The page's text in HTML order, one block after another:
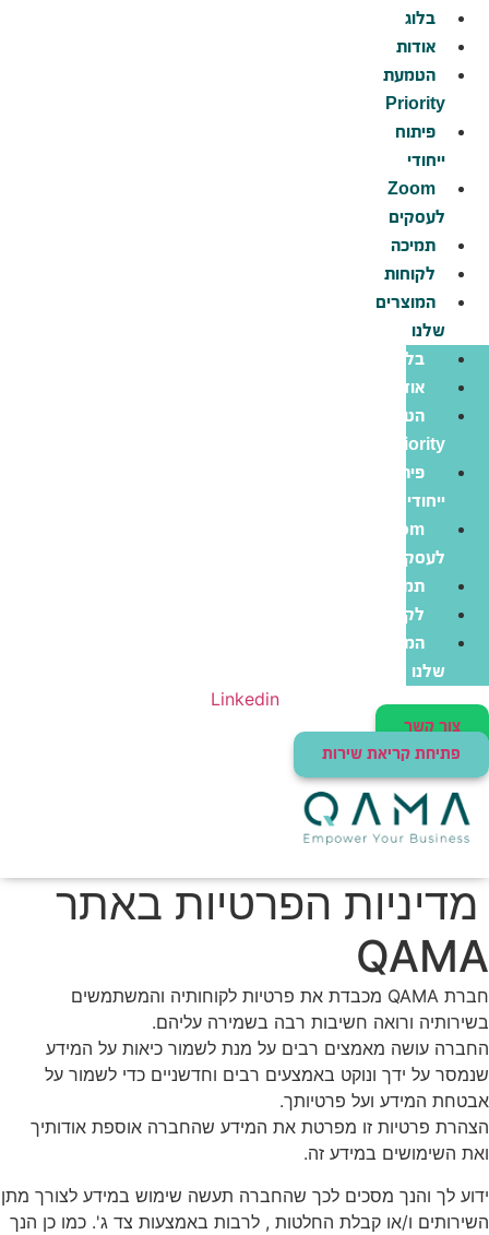
דלג
לתוכן
בלוג
אודות
הטמעת
Priority
פיתוח
ייחודי
Zoom
לעסקים
תמיכה
לקוחות
המוצרים
שלנו
בלוג
אודות
הטמעת
Priority
פיתוח
ייחודי
Zoom
לעסקים
תמיכה
לקוחות
המוצרים
שלנו
Linkedin
צור קשר
פתיחת קריאת שירות
מדיניות הפרטיות באתר
QAMA
חברת QAMA מכבדת את פרטיות לקוחותיה והמשתמשים
בשירותיה ורואה חשיבות רבה בשמירה עליהם.
החברה עושה מאמצים רבים על מנת לשמור כיאות על המידע
שנמסר על ידך ונוקט באמצעים רבים וחדשניים כדי לשמור על
אבטחת המידע ועל פרטיותך.
הצהרת פרטיות זו מפרטת את המידע שהחברה אוספת אודותיך
ואת השימושים במידע זה.
ידוע לך והנך מסכים לכך שהחברה תעשה שימוש במידע לצורך מתן
השירותים ו/או קבלת החלטות , לרבות באמצעות צד ג'. כמו כן הנך